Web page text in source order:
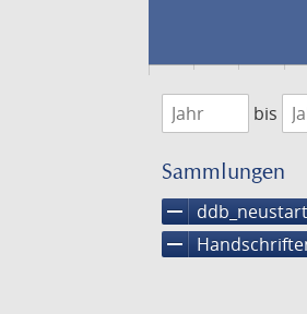
1474
bis
Sammlungen
remove
remove